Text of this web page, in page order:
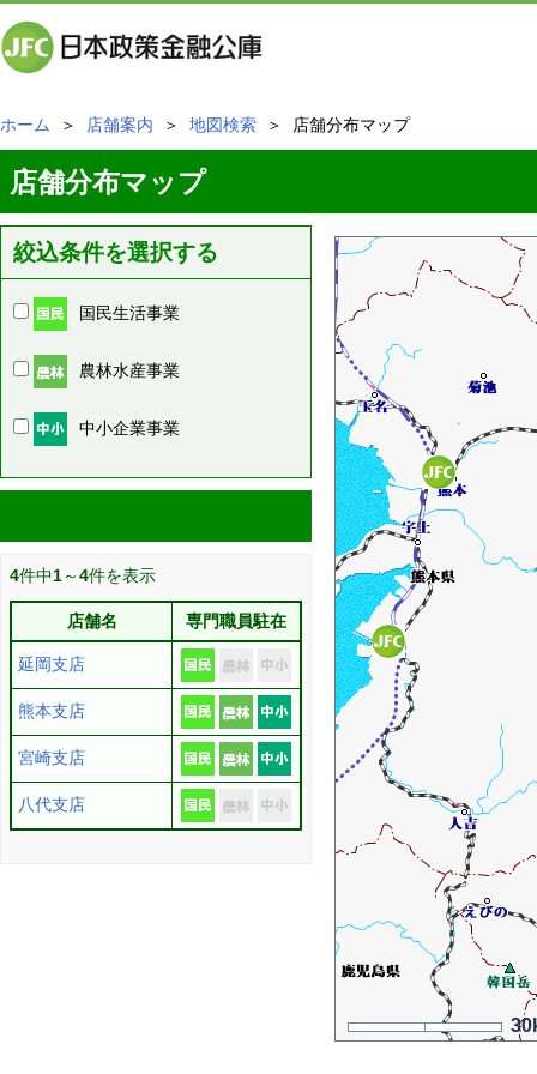
ホーム ＞ 店舗案内 ＞ 地図検索 ＞ 店舗分布マップ
店舗分布マップ
絞込条件を選択する
国民生活事業
農林水産事業
中小企業事業
4件中1～4件を表示
店舗名 専門職員駐在
延岡支店
熊本支店
宮崎支店
八代支店